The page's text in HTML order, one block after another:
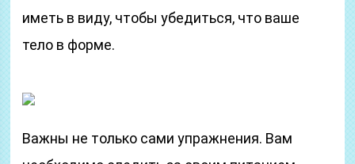
иметь в виду, чтобы убедиться, что ваше
тело в форме.
Важны не только сами упражнения. Вам